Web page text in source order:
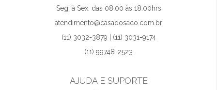
Seg. à Sex. das 08:00 às 18:00hrs
atendimento@casadosaco.com.br
(11) 3032-3879 | (11) 3031-9174
(11) 99748-2523
AJUDA E SUPORTE